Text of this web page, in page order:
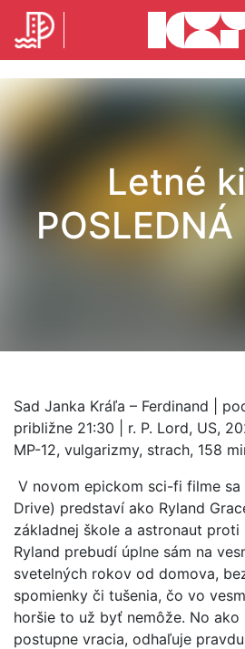
Letné
Sad Janka Kráľa – Ferdinand |
približne 21:30 | r. P. Lord, US,
MP-12, vulgarizmy, strach, 158
V novom epickom sci-fi filme sa
Drive) predstaví ako Ryland
základnej škole a astronaut proti
Ryland prebudí úplne sám na
svetelných rokov od domova,
spomienky či tušenia, čo vo
horšie to už byť nemôže. No ako
postupne vracia, odhaľuje